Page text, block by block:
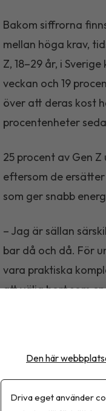
Bakom siffrorna
mellan höga krav,
Z, 18–29 år, i
veckan och 19
över att deras kost
procentenheter
25 procent av Gen
eftersom de
som ger snabb
– Jag är sällan
bar då och då. För
vara praktiska
att välja bort som
Låg tilltro till
Den här
Driva eget använder